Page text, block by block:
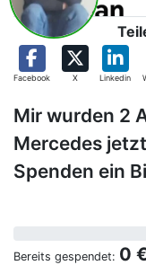
Facebook X Linkedin
Mir wurden 2
Mercedes
Spenden ein
Bereits gespendet: 0